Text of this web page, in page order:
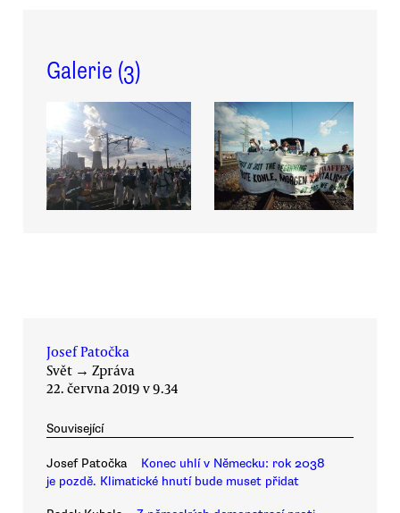
Galerie (3)
Josef Patočka
Svět → Zpráva
22. června 2019 v 9.34
Související
Josef Patočka
Konec uhlí v Německu: rok 2038
je pozdě. Klimatické hnutí bude muset přidat